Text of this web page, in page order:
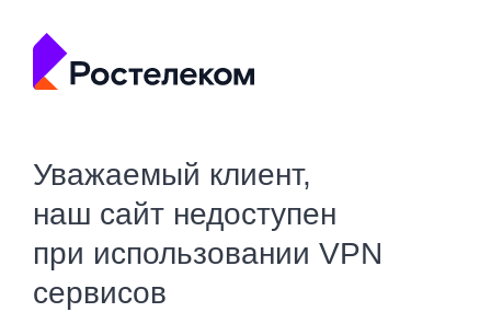
Уважаемый клиент,
наш сайт недоступен
при использовании VPN
сервисов